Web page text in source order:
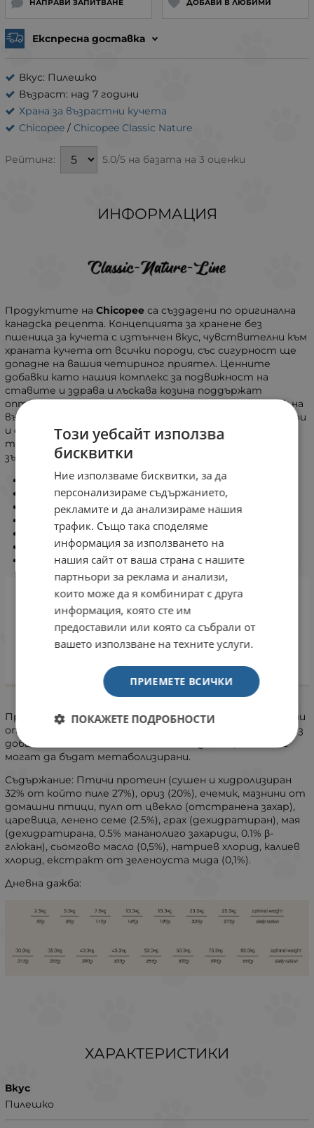
НАПРАВИ ЗАПИТВАНЕ ДОБАВИ В ЛЮБИМИ
Експресна доставка
Вкус: Пилешко
Възраст: над 7 години
Храна за възрастни кучета
Chicopee / Chicopee Classic Nature
Рейтинг: 5.0/5 на базата на 3 оценки
ИНФОРМАЦИЯ
Продуктите на Chicopee са създадени по оригинална
канадска рецепта. Концепцията за хранене без
пшеница за кучета с изтънчен вкус, чувствителни към
храната кучета от всички породи, със сигурност ще
допадне на вашия четириног приятел. Ценните
добавки като нашия комплекс за подвижност на
ставите и здрава и лъскава козина поддържат
оптималното хранене на вашето куче. За източник на
въглехидрати ние използваме лесно смилаеми картофи
и съзнателно не включваме никакви зърнени култури,
така че вие храните вашето куче деликатно и без
зърно.
Кръгла гранула с диаметър 17 мм;
Без пшеница;
Екстракт от зеленоуста мида;
Имунен комплекс;
Хармоничен растеж;
Витамин Е;
Повишен трансфер на енергия.
Продукти от хуманно отглеждани животни, суровини
от местни производители, без съдържание на соя, без
добавяне на синтетични антиоксиданти, които не
могат да бъдат метаболизирани.
Съдържание: Птичи протеин (сушен и хидролизиран
32% от който пиле 27%), ориз (20%), ечемик, мазнини от
домашни птици, пулп от цвекло (отстранена захар),
царевица, ленено семе (2.5%), грах (дехидратиран), мая
(дехидратирана, 0.5% мананолиго захариди, 0.1% β-
глюкан), сьомгово масло (0,5%), натриев хлорид, калиев
хлорид, екстракт от зеленоуста мида (0,1%).
Дневна дажба:
ХАРАКТЕРИСТИКИ
Вкус
Пилешко
Този уебсайт използва
бисквитки
Ние използваме бисквитки, за да
персонализираме съдържанието,
рекламите и да анализираме нашия
трафик. Също така споделяме
информация за използването на
нашия сайт от ваша страна с нашите
партньори за реклама и анализи,
които може да я комбинират с друга
информация, която сте им
предоставили или която са събрали от
вашето използване на техните услуги.
ПРИЕМЕТЕ ВСИЧКИ
ПОКАЖЕТЕ ПОДРОБНОСТИ